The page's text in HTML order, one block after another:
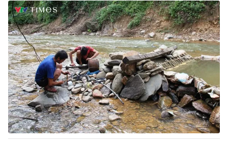
Video Shorts video
VTV Money VTV Thể thao
VTV Sức khoẻ Bất động sản
Thị trường 24h Tấm lòng Việt
VTV4 Vươn mình bằng AI